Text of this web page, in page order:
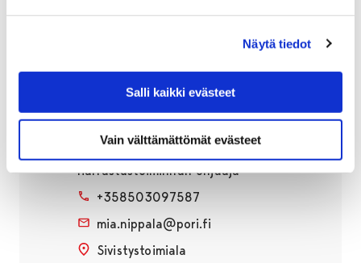
Näytä tiedot
Salli kaikki evästeet
Vain välttämättömät evästeet
Yhteystiedot
Mia Nippala
Harrastustoiminnan ohjaaja
+358503097587
mia.nippala@pori.fi
Sivistystoimiala